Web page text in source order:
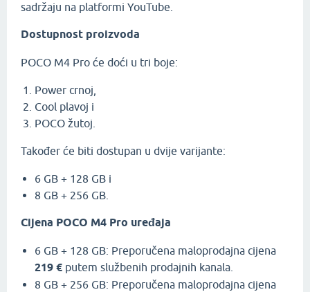
sadržaju na platformi YouTube.
Dostupnost proizvoda
POCO M4 Pro će doći u tri boje:
Power crnoj,
Cool plavoj i
POCO žutoj.
Također će biti dostupan u dvije varijante:
6 GB + 128 GB i
8 GB + 256 GB.
Cijena POCO M4 Pro uređaja
6 GB + 128 GB: Preporučena maloprodajna cijena
219 € putem službenih prodajnih kanala.
8 GB + 256 GB: Preporučena maloprodajna cijena